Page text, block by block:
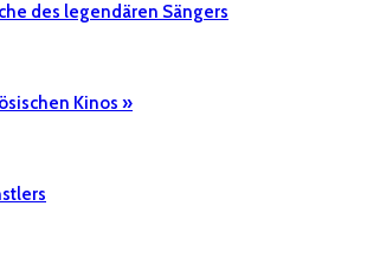
des legendären Sängers
Kinos »